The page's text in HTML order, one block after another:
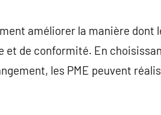
améliorer la manière dont
de conformité. En
les PME peuvent